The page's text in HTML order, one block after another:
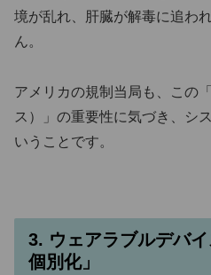
境が乱れ、肝臓が解毒に追わ
ん。
アメリカの規制当局も、この
ス）」の重要性に気づき、シ
いうことです。
3. ウェアラブルデバ
個別化」